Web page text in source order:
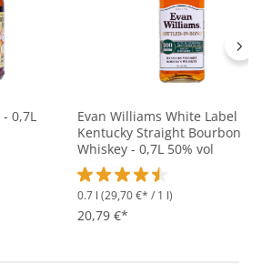
0,7L
Evan Williams White Label
Kentucky Straight Bourbon
Whiskey - 0,7L 50% vol
Durchschnittliche
0.7 l (29,70 €* / 1 l)
20,79 €*